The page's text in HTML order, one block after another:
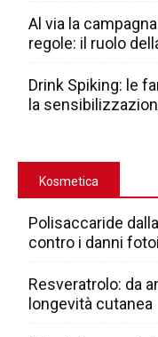
Al via la
regole: il ruolo
Drink Spiking: le
la
Kosmetica
Polisaccaride
contro i danni
Resveratrolo: da
longevità cutanea